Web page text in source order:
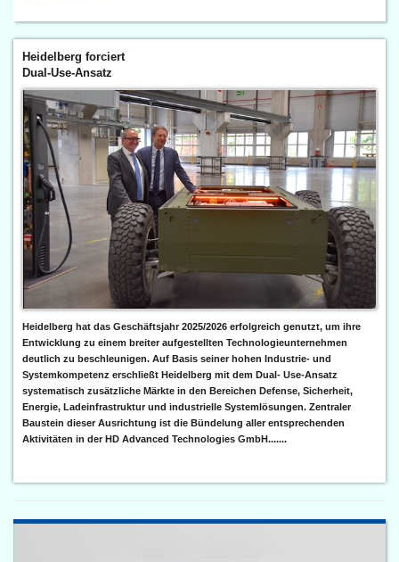
Heidelberg forciert
Dual-Use-Ansatz
Heidelberg hat das Geschäftsjahr 2025/2026 erfolgreich genutzt, um ihre
Entwicklung zu einem breiter aufgestellten Technologieunternehmen
deutlich zu beschleunigen. Auf Basis seiner hohen Industrie- und
Systemkompetenz erschließt Heidelberg mit dem Dual- Use-Ansatz
systematisch zusätzliche Märkte in den Bereichen Defense, Sicherheit,
Energie, Ladeinfrastruktur und industrielle Systemlösungen. Zentraler
Baustein dieser Ausrichtung ist die Bündelung aller entsprechenden
Aktivitäten in der HD Advanced Technologies GmbH.......